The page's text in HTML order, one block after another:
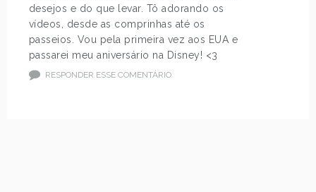
desejos e do que levar. Tô adorando os
vídeos, desde as comprinhas até os
passeios. Vou pela primeira vez aos EUA e
passarei meu aniversário na Disney! <3
RESPONDER ESSE COMENTÁRIO